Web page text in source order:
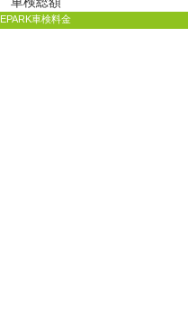
EPARK車検料金